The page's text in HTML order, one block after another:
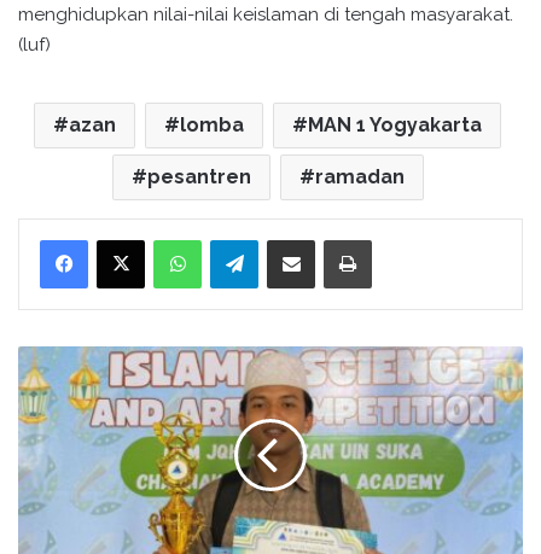
menghidupkan nilai-nilai keislaman di tengah masyarakat.
(luf)
azan lomba MAN 1 Yogyakarta
pesantren ramadan
WhatsApp Telegram
M
u
r
M
A
N